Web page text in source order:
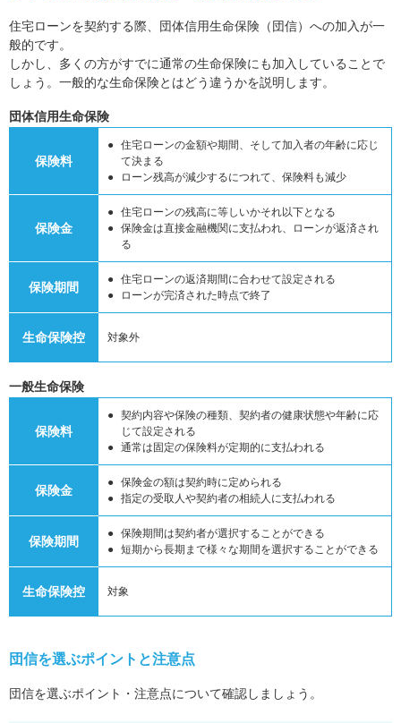
住宅ローンを契約する際、団体信用生命保険（団信）への加入が一
般的です。
しかし、多くの方がすでに通常の生命保険にも加入していることで
しょう。一般的な生命保険とはどう違うかを説明します。
団体信用生命保険
保険料
住宅ローンの金額や期間、そして加入者の年齢に応じ
て決まる
ローン残高が減少するにつれて、保険料も減少
保険金
住宅ローンの残高に等しいかそれ以下となる
保険金は直接金融機関に支払われ、ローンが返済され
る
保険期間
住宅ローンの返済期間に合わせて設定される
ローンが完済された時点で終了
生命保険控 対象外
一般生命保険
保険料
契約内容や保険の種類、契約者の健康状態や年齢に応
じて設定される
通常は固定の保険料が定期的に支払われる
保険金
保険金の額は契約時に定められる
指定の受取人や契約者の相続人に支払われる
保険期間
保険期間は契約者が選択することができる
短期から長期まで様々な期間を選択することができる
生命保険控 対象
団信を選ぶポイントと注意点
団信を選ぶポイント・注意点について確認しましょう。